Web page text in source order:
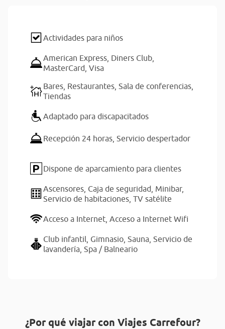
Actividades para niños
American Express, Diners Club,
MasterCard, Visa
Bares, Restaurantes, Sala de conferencias,
Tiendas
Adaptado para discapacitados
Recepción 24 horas, Servicio despertador
Dispone de aparcamiento para clientes
Ascensores, Caja de seguridad, Minibar,
Servicio de habitaciones, TV satélite
Acceso a Internet, Acceso a Internet Wifi
Club infantil, Gimnasio, Sauna, Servicio de
lavandería, Spa / Balneario
¿Por qué viajar con Viajes Carrefour?